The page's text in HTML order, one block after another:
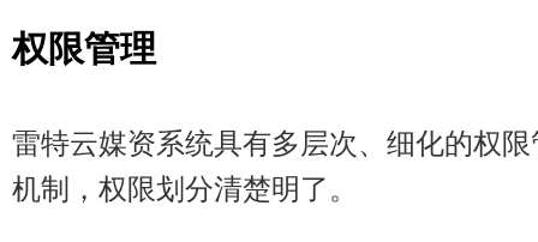
权限管理
雷特云媒资系统具有多层次、细化的权限
机制，权限划分清楚明了。